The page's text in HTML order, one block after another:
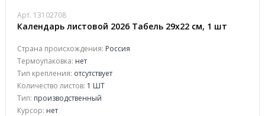
Арт. 13102708
Календарь листовой 2026 Табель 29x22 см, 1 шт
Страна происхождения: Россия
Термоупаковка: нет
Тип крепления: отсутствует
Количество листов: 1 ШТ
Тип: производственный
Курсор: нет